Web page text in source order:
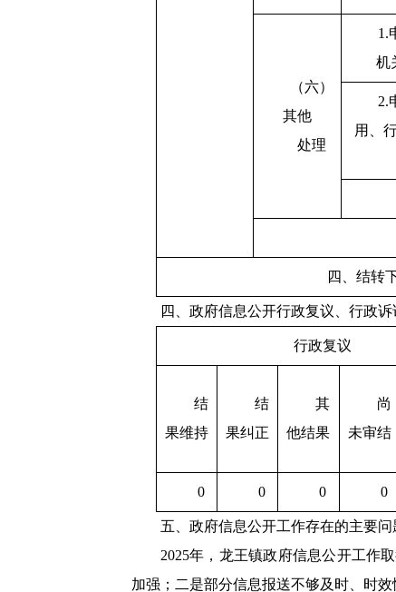
（六）
其他
处理
1.
机
2.
用、
四、结转
四、政府信息公开行政复议、行政
行政复议
结
果维持
结
果纠正
其
他结果
尚
未审结
0 0 0 0
五、政府信息公开工作存在的主要
2025年，龙王镇政府信息公开工作
加强；二是部分信息报送不够及时、时